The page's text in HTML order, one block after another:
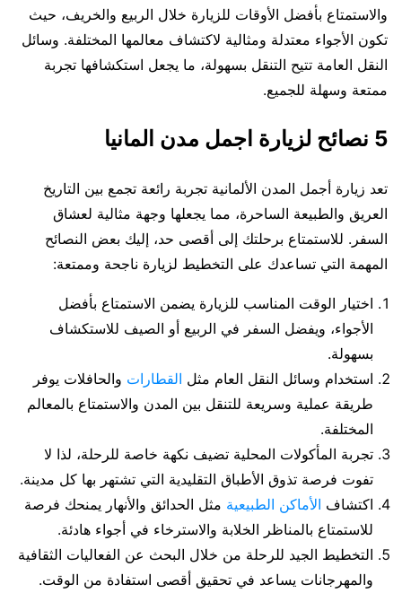
والاستمتاع بأفضل الأوقات للزيارة خلال الربيع والخريف، حيث
تكون الأجواء معتدلة ومثالية لاكتشاف معالمها المختلفة. وسائل
النقل العامة تتيح التنقل بسهولة، ما يجعل استكشافها تجربة
ممتعة وسهلة للجميع.
5 نصائح لزيارة اجمل مدن المانيا
تعد زيارة أجمل المدن الألمانية تجربة رائعة تجمع بين التاريخ
العريق والطبيعة الساحرة، مما يجعلها وجهة مثالية لعشاق
السفر. للاستمتاع برحلتك إلى أقصى حد، إليك بعض النصائح
المهمة التي تساعدك على التخطيط لزيارة ناجحة وممتعة:
اختيار الوقت المناسب للزيارة يضمن الاستمتاع بأفضل
الأجواء، ويفضل السفر في الربيع أو الصيف للاستكشاف
بسهولة.
استخدام وسائل النقل العام مثل القطارات والحافلات يوفر
طريقة عملية وسريعة للتنقل بين المدن والاستمتاع بالمعالم
المختلفة.
تجربة المأكولات المحلية تضيف نكهة خاصة للرحلة، لذا لا
تفوت فرصة تذوق الأطباق التقليدية التي تشتهر بها كل مدينة.
اكتشاف الأماكن الطبيعية مثل الحدائق والأنهار يمنحك فرصة
للاستمتاع بالمناظر الخلابة والاسترخاء في أجواء هادئة.
التخطيط الجيد للرحلة من خلال البحث عن الفعاليات الثقافية
والمهرجانات يساعد في تحقيق أقصى استفادة من الوقت.